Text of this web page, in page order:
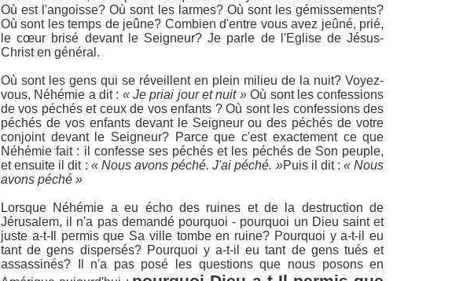
Où est l'angoisse? Où sont les larmes? Où sont les gémissements?
Où sont les temps de jeûne? Combien d'entre vous avez jeûné, prié,
le cœur brisé devant le Seigneur? Je parle de l'Eglise de Jésus-
Christ en général.
Où sont les gens qui se réveillent en plein milieu de la nuit? Voyez-
vous, Néhémie a dit : « Je priai jour et nuit »Où sont les confessions
de vos péchés et ceux de vos enfants ? Où sont les confessions des
péchés de vos enfants devant le Seigneur ou des péchés de votre
conjoint devant le Seigneur? Parce que c'est exactement ce que
Néhémie fait : il confesse ses péchés et les péchés de Son peuple,
et ensuite il dit : « Nous avons péché. J'ai péché. »Puis il dit :« Nous
avons péché »
Lorsque Néhémie a eu écho des ruines et de la destruction de
Jérusalem, il n'a pas demandé pourquoi - pourquoi un Dieu saint et
juste a-t-Il permis que Sa ville tombe en ruine? Pourquoi y a-t-il eu
tant de gens dispersés? Pourquoi y a-t-il eu tant de gens tués et
assassinés? Il n'a pas posé les questions que nous posons en